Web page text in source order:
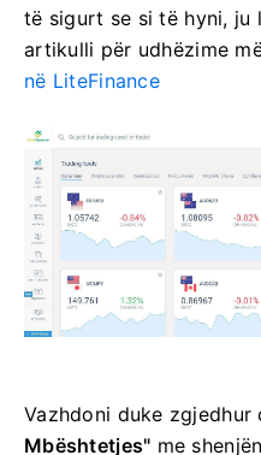
të sigurt se si të hyni, ju
artikulli për udhëzime
në LiteFinance
Vazhdoni duke zgjedhur
Mbështetjes" me